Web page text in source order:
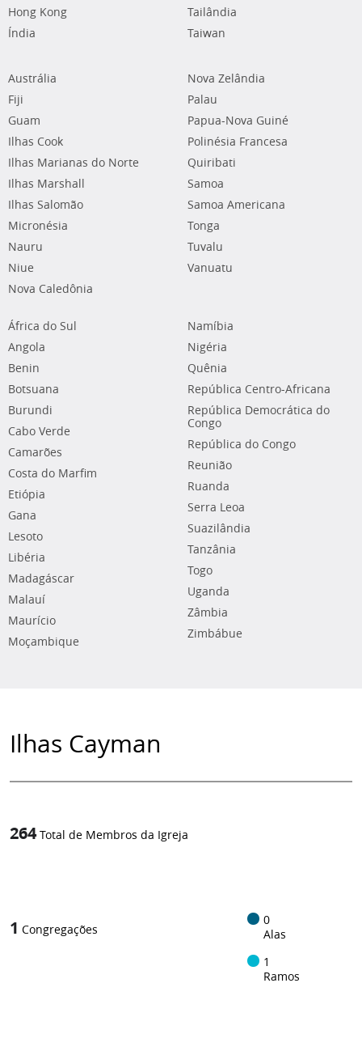
Hong Kong
Índia
Tailândia
Taiwan
Austrália
Fiji
Guam
Ilhas Cook
Ilhas Marianas do Norte
Ilhas Marshall
Ilhas Salomão
Micronésia
Nauru
Niue
Nova Caledônia
Nova Zelândia
Palau
Papua-Nova Guiné
Polinésia Francesa
Quiribati
Samoa
Samoa Americana
Tonga
Tuvalu
Vanuatu
África do Sul
Angola
Benin
Botsuana
Burundi
Cabo Verde
Camarões
Costa do Marfim
Etiópia
Gana
Lesoto
Libéria
Madagáscar
Malauí
Maurício
Moçambique
Namíbia
Nigéria
Quênia
República Centro-Africana
República Democrática do
Congo
República do Congo
Reunião
Ruanda
Serra Leoa
Suazilândia
Tanzânia
Togo
Uganda
Zâmbia
Zimbábue
Ilhas Cayman
264 Total de Membros da Igreja
1 Congregações
0
Alas
1
Ramos